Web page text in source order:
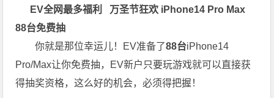
EV全网最多福利 万圣节狂欢 iPhone14 Pro Max
88台免费抽
你就是那位幸运儿！EV准备了88台iPhone14
Pro/Max让你免费抽，EV新户只要玩游戏就可以直接获
得抽奖资格，这么好的机会，必须得把握！